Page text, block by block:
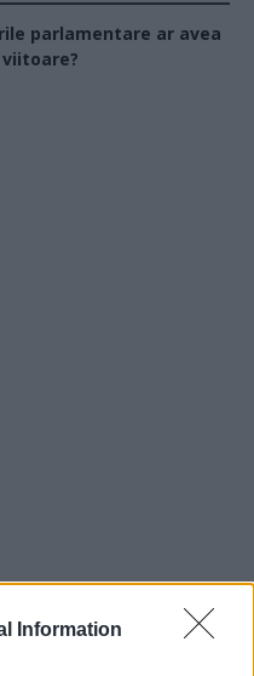
Information
parlamentare ar avea